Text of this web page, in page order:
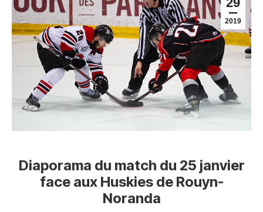
2019
Diaporama du match du 25 janvier
face aux Huskies de Rouyn-
Noranda